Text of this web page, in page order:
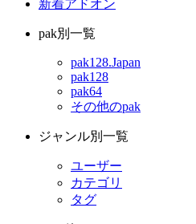
新着アドオン
pak別一覧
pak128.Japan
pak128
pak64
その他のpak
ジャンル別一覧
ユーザー
カテゴリ
タグ